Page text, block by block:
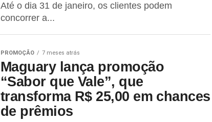
Até o dia 31 de janeiro, os clientes podem
concorrer a...
PROMOÇÃO 7 meses atrás
Maguary lança promoção
“Sabor que Vale”, que
transforma R$ 25,00 em chances
de prêmios